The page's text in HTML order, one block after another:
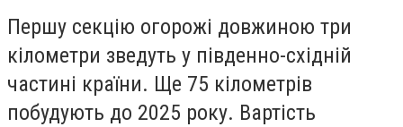
Першу секцію огорожі довжиною три
кілометри зведуть у південно-східній
частині країни. Ще 75 кілометрів
побудують до 2025 року. Вартість